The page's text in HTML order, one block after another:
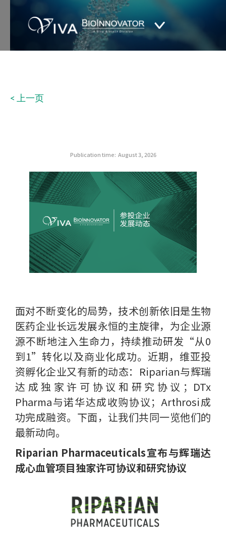
< 上一页
Publication time: August 3, 2026
面对不断变化的局势，技术创新依旧是生物
医药企业长远发展永恒的主旋律，为企业源
源不断地注入生命力，持续推动研发“从0
到1”转化以及商业化成功。近期，维亚投
资孵化企业又有新的动态：Riparian与辉瑞
达成独家许可协议和研究协议；DTx
Pharma与诺华达成收购协议；Arthrosi成
功完成融资。下面，让我们共同一览他们的
最新动向。
Riparian Pharmaceuticals宣布与辉瑞达
成心血管项目独家许可协议和研究协议